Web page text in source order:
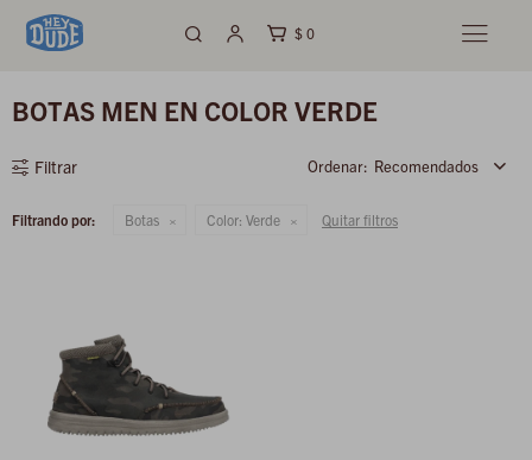
$ 0 
BOTAS MEN EN COLOR VERDE
Recomendados
Filtrando por: Botas Color: Verde Quitar filtros